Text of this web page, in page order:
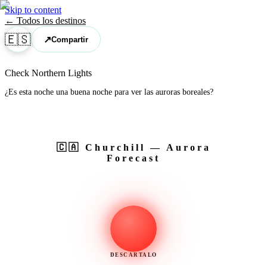
Skip to content
← Todos los destinos
🇪🇸 ↗Compartir
Check Northern Lights
¿Es esta noche una buena noche para ver las auroras boreales?
🇨🇦 Churchill
— Aurora
Forecast
DESCÁRTALO